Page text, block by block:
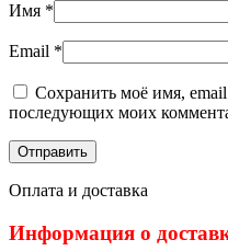
Имя *
Email *
Сохранить моё имя, email
последующих моих
Оплата и доставка
Информация о